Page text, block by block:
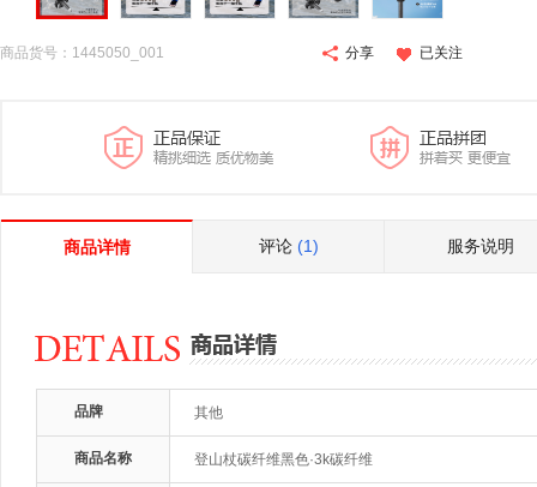
商品货号：1445050_001 分享 已关注
商品详情 评论 (1) 服务说明
品牌 其他
商品名称 登山杖碳纤维黑色·3k碳纤维